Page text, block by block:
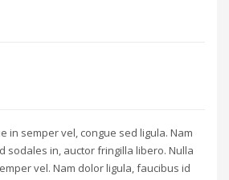
in semper vel, congue sed ligula. Nam
sodales in, auctor fringilla libero. Nulla
vel. Nam dolor ligula, faucibus id